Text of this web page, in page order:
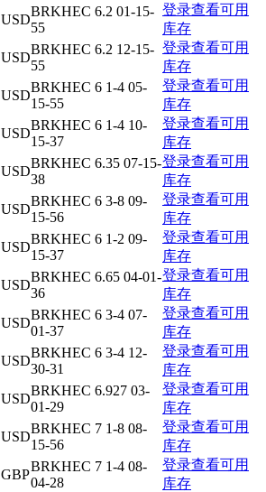
USD
BRKHEC 6.2 01-15-
55
登录查看可用
库存
USD
BRKHEC 6.2 12-15-
55
登录查看可用
库存
USD
BRKHEC 6 1-4 05-
15-55
登录查看可用
库存
USD
BRKHEC 6 1-4 10-
15-37
登录查看可用
库存
USD
BRKHEC 6.35 07-15-
38
登录查看可用
库存
USD
BRKHEC 6 3-8 09-
15-56
登录查看可用
库存
USD
BRKHEC 6 1-2 09-
15-37
登录查看可用
库存
USD
BRKHEC 6.65 04-01-
36
登录查看可用
库存
USD
BRKHEC 6 3-4 07-
01-37
登录查看可用
库存
USD
BRKHEC 6 3-4 12-
30-31
登录查看可用
库存
USD
BRKHEC 6.927 03-
01-29
登录查看可用
库存
USD
BRKHEC 7 1-8 08-
15-56
登录查看可用
库存
GBP
BRKHEC 7 1-4 08-
04-28
登录查看可用
库存